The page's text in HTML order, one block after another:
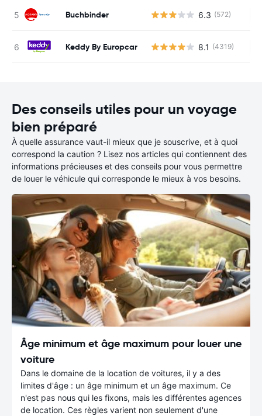
Buchbinder 6.3 (572)
Keddy By Europcar 8.1 (4319)
Des conseils utiles pour un voyage
bien préparé
À quelle assurance vaut-il mieux que je souscrive, et à quoi
correspond la caution ? Lisez nos articles qui contiennent des
informations précieuses et des conseils pour vous permettre
de louer le véhicule qui corresponde le mieux à vos besoins.
Âge minimum et âge maximum pour louer une
voiture
Dans le domaine de la location de voitures, il y a des
limites d'âge : un âge minimum et un âge maximum. Ce
n'est pas nous qui les fixons, mais les différentes agences
de location. Ces règles varient non seulement d'une